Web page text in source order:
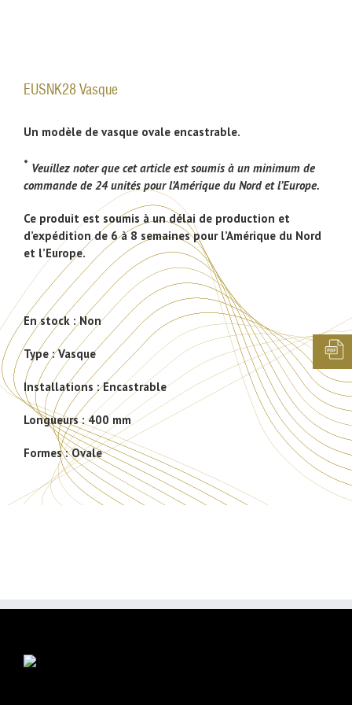
EUSNK28 Vasque
Un modèle de vasque ovale encastrable.
* Veuillez noter que cet article est soumis à un minimum de
commande de 24 unités pour l’Amérique du Nord et l’Europe.
Ce produit est soumis à un délai de production et
d’expédition de 6 à 8 semaines pour l’Amérique du Nord
et l’Europe.
En stock :Non
Type :Vasque
Installations :Encastrable
Longueurs :400 mm
Formes :Ovale